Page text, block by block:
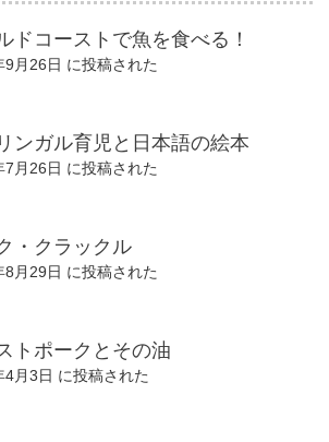
ドコーストで魚を食べる！
9月26日 に投稿された
ンガル育児と日本語の絵本
7月26日 に投稿された
・クラックル
8月29日 に投稿された
トポークとその油
4月3日 に投稿された